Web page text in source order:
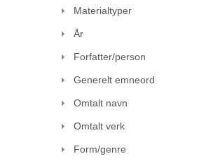
Materialtyper
År
Forfatter/person
Generelt emneord
Omtalt navn
Omtalt verk
Form/genre